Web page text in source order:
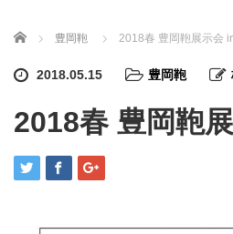
Home 豊岡鞄 2018春 豊岡鞄展示会
2018.05.15 豊岡鞄
2018春 豊岡鞄